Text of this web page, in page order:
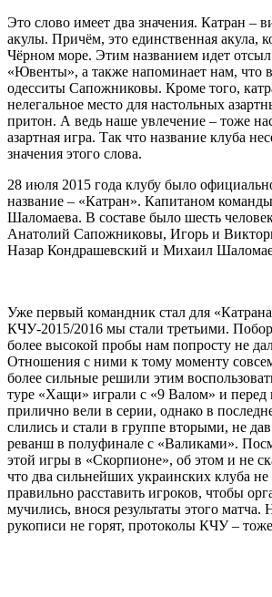
Это слово имеет два значения. Катран –
акулы. Причём, это единственная акула,
Чёрном море. Этим названием идет отсыл
«Ювенты», а также напоминает нам, что
одесситы Сапожниковы. Кроме того,
нелегальное место для настольных
притон. А ведь наше увлечение – тоже
азартная игра. Так что название клуба
значения этого слова.
28 июля 2015 года клубу было
название – «Катран». Капитаном
Шаломаева. В составе было шесть
Анатолий Сапожниковы, Игорь и
Назар Кондрашевский и Михаил
Уже первый командник стал для
КЧУ-2015/2016 мы стали третьими.
более высокой пробы нам попросту не
Отношения с ними к тому моменту
более сильные решили этим
туре «Хащи» играли с «9 Валом» и перед
прилично вели в серии, однако в
слились и стали в группе вторыми, не
реванш в полуфинале с «Валиками».
этой игры в «Скорпионе», об этом и не
что два сильнейших украинских клуба не
правильно расставить игроков, чтобы
мучились, внося результаты этого матча.
рукописи не горят, протоколы КЧУ –